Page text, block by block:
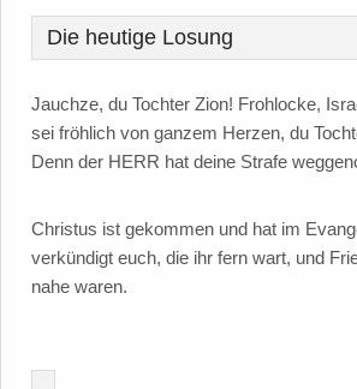
Die heutige Losung
Jauchze, du Tochter Zion! Frohlocke,
sei fröhlich von ganzem Herzen, du
Denn der HERR hat deine Strafe
Christus ist gekommen und hat im
verkündigt euch, die ihr fern wart, und
nahe waren.